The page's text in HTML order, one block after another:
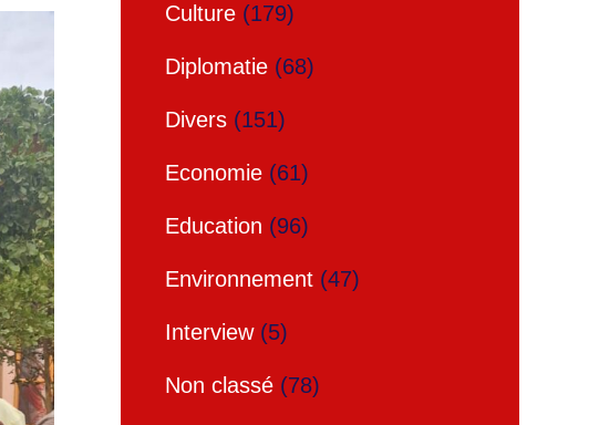
Culture (179)
Diplomatie (68)
Divers (151)
Economie (61)
Education (96)
Environnement (47)
Interview(5)
Non classé (78)